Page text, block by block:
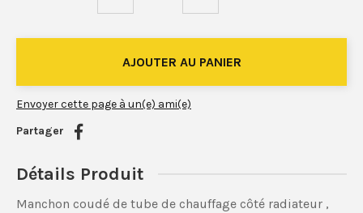
Envoyer cette page à un(e) ami(e)
Partager
Détails Produit
Manchon coudé de tube de chauffage côté radiateur ,